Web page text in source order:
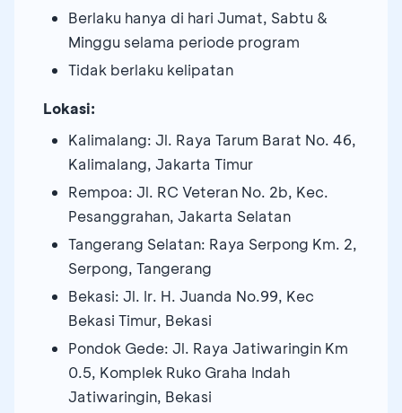
Berlaku hanya di hari Jumat, Sabtu &
Minggu selama periode program
Tidak berlaku kelipatan
Lokasi:
Kalimalang: Jl. Raya Tarum Barat No. 46,
Kalimalang, Jakarta Timur
Rempoa: Jl. RC Veteran No. 2b, Kec.
Pesanggrahan, Jakarta Selatan
Tangerang Selatan: Raya Serpong Km. 2,
Serpong, Tangerang
Bekasi: Jl. Ir. H. Juanda No.99, Kec
Bekasi Timur, Bekasi
Pondok Gede: Jl. Raya Jatiwaringin Km
0.5, Komplek Ruko Graha Indah
Jatiwaringin, Bekasi